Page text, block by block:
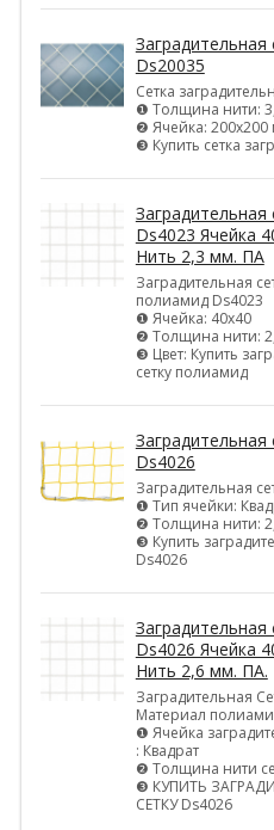
Заградительная
Ds20035
Сетка
❶ Толщина нити:
❷ Ячейка: 200х200
❸ Купить сетка
Заградительная
Ds4023 Ячейка
Нить 2,3 мм. ПА
Заградительная
полиамид Ds4023
❶ Ячейка: 40х40
❷ Толщина нити:
❸ Цвет: Купить
сетку полиамид
Заградительная
Ds4026
Заградительная
❶ Тип ячейки:
❷ Толщина нити:
❸ Купить
Ds4026
Заградительная
Ds4026 Ячейка
Нить 2,6 мм. ПА.
Заградительная
Материал
❶ Ячейка
: Квадрат
❷ Толщина нити
❸ КУПИТЬ
СЕТКУ Ds4026